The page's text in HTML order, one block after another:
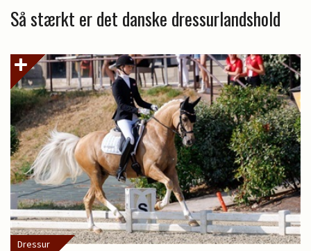
Så stærkt er det danske dressurlandshold
Dressur